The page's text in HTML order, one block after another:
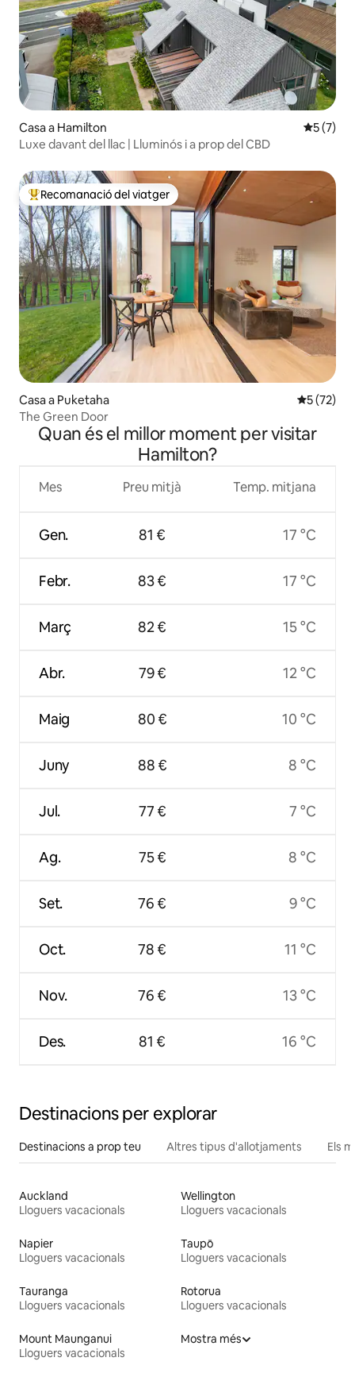
Casa a Hamilton 5 de
5 (7)
Luxe davant del llac | Lluminós i a prop del CBD
Principals recomanacions dels viatgers
Recomanació del viatger
Casa a Puketaha 5 de
5 (72)
The Green Door
Quan és el millor moment per visitar
Hamilton?
Mes
Gen.
Febr.
Març
Abr.
Maig
Juny
Jul.
Ag.
Set.
Oct.
Nov.
Des.
Preu mitjà
81 €
83 €
82 €
79 €
80 €
88 €
77 €
75 €
76 €
78 €
76 €
81 €
Temp. mitjana
17 °C
17 °C
15 °C
12 °C
10 °C
8 °C
7 °C
8 °C
9 °C
11 °C
13 °C
16 °C
Destinacions per explorar
Destinacions a prop teu Altres tipus d'allotjaments Els
Auckland
Lloguers vacacionals
Wellington
Lloguers vacacionals
Napier
Lloguers vacacionals
Taupō
Lloguers vacacionals
Tauranga
Lloguers vacacionals
Rotorua
Lloguers vacacionals
Mount Maunganui
Lloguers vacacionals
Mostra més